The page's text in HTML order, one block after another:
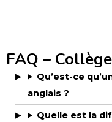
FAQ –
Qu’est-ce
anglais ?
Quelle est la